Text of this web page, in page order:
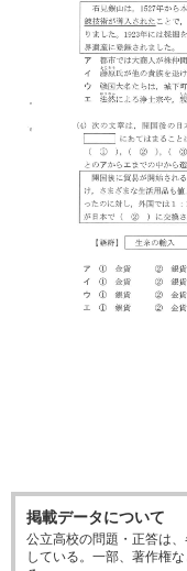
掲載データについて
公立高校の問題・正答は
している。一部、著作権